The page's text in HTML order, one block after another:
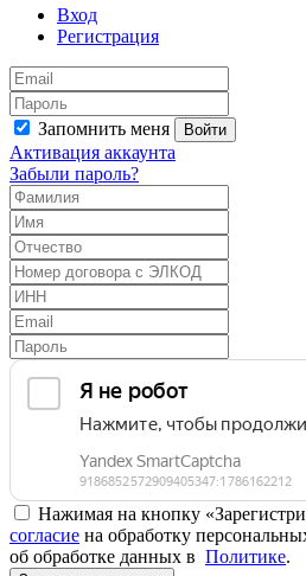
Вход
Регистрация
Запомнить меня Войти
Активация аккаунта
Забыли пароль?
Нажимая на кнопку
согласие на обработку
об обработке данных в Политике.